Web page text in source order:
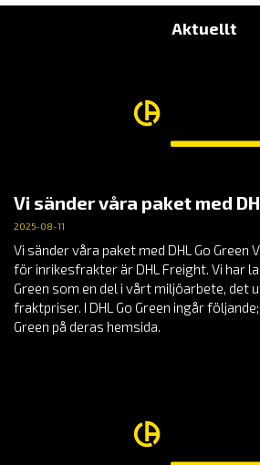
Aktuellt
Vi sänder våra paket med
2025-08-11
Vi sänder våra paket med DHL Go
för inrikesfrakter är DHL Freight. Vi har
Green som en del i vårt miljöarbete, det
fraktpriser. I DHL Go Green ingår
Green på deras hemsida.